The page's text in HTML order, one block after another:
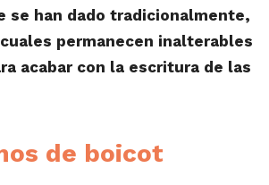
se han dado tradicionalmente,
permanecen inalterables
acabar con la escritura de las
de boicot